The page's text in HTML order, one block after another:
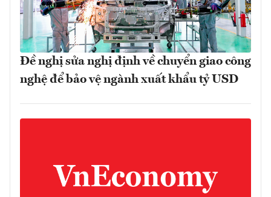
Đề nghị sửa nghị định về chuyển giao công
nghệ để bảo vệ ngành xuất khẩu tỷ USD